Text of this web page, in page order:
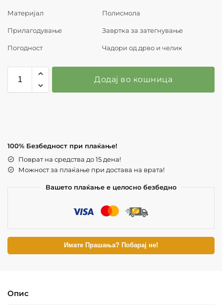
Материјал Полисмола
Прилагодување Завртка за затегнување
Погодност Чадори од дрво и челик
Додај во кошница
100% Безбедност при плаќање!
Поврат на средства до 15 дена!
Можност за плаќање при достава на врата!
Вашето плаќање е целосно безбедно
Имате Прашања? Побарај не!
Опис